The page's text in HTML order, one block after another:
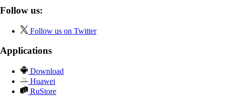
Follow us:
Follow us on Twitter
Applications
Download
Huawei
RuStore